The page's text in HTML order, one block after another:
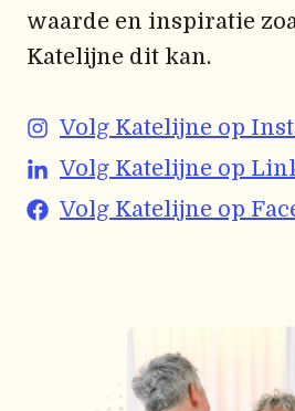
waarde en inspiratie
Katelijne dit kan.
Volg Katelijne op
Volg Katelijne op
Volg Katelijne op